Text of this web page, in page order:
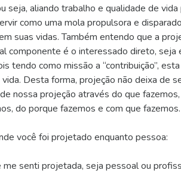
seja, aliando trabalho e qualidade de
como uma mola propulsora e
suas vidas. Também entendo que a
componente é o interessado direto, seja
tendo como missão a “contribuição”,
Desta forma, projeção não deixa de
nossa projeção através do que
do porque fazemos e com que fazemos.
você foi projetado enquanto pessoa:
senti projetada, seja pessoal ou